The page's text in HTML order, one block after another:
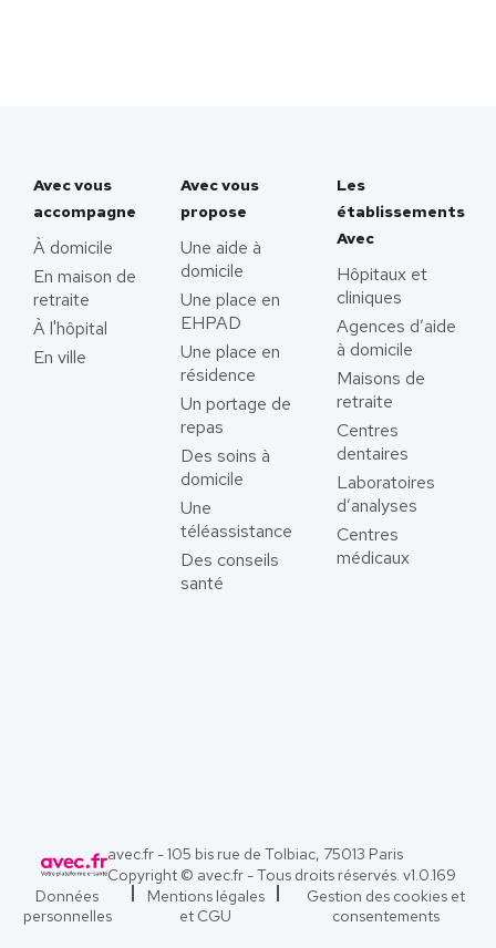
Avec vous
accompagne
À domicile
En maison de
retraite
À l'hôpital
En ville
Avec vous
propose
Une aide à
domicile
Une place en
EHPAD
Une place en
résidence
Un portage de
repas
Des soins à
domicile
Une
téléassistance
Des conseils
santé
Les
établissements
Avec
Hôpitaux et
cliniques
Agences d’aide
à domicile
Maisons de
retraite
Centres
dentaires
Laboratoires
d’analyses
Centres
médicaux
avec.fr - 105 bis rue de Tolbiac, 75013 Paris
Copyright © avec.fr - Tous droits réservés. v1.0.169
Données
personnelles
Mentions légales
et CGU
Gestion des cookies et
consentements